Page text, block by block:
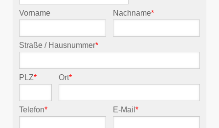
Vorname Nachname*
Straße / Hausnummer*
PLZ* Ort*
Telefon* E-Mail*